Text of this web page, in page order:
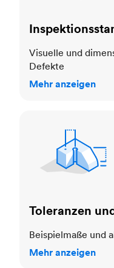
Visuelle und
Defekte
Mehr anzeigen
Toleranzen
Beispielmaße und
Mehr anzeigen